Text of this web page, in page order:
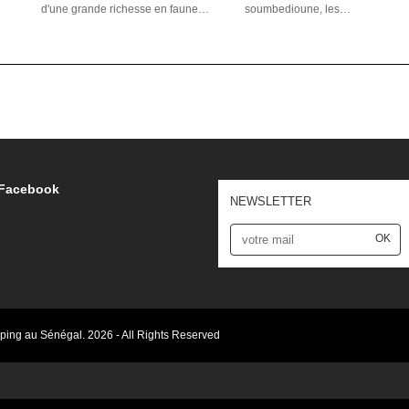
d'une grande richesse en faune…
soumbedioune, les…
NEWSLETTER
OK
au Sénégal. 2026 - All Rights Reserved